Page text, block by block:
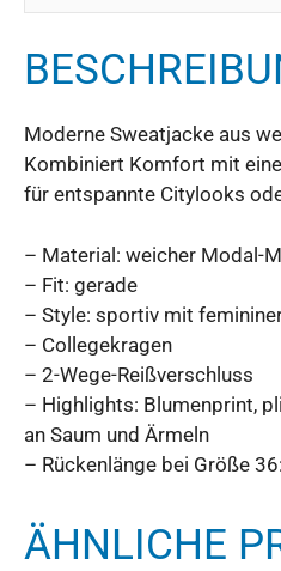
Moderne Sweatjacke aus
Kombiniert Komfort mit
für entspannte Citylooks
– Material: weicher Modal-
– Fit: gerade
– Style: sportiv mit
– Collegekragen
– 2-Wege-Reißverschluss
– Highlights: Blumenprint,
an Saum und Ärmeln
– Rückenlänge bei Größe
ÄHNLICHE